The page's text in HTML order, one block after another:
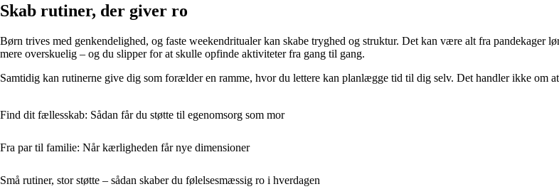
Skab rutiner, der giver ro
Børn trives med genkendelighed, og faste weekendritualer kan skabe tryghed og struktur. Det kan være alt fra pandekager
mere overskuelig – og du slipper for at skulle opfinde aktiviteter fra gang til gang.
Samtidig kan rutinerne give dig som forælder en ramme, hvor du lettere kan planlægge tid til dig selv. Det handler ikke om
Find dit fællesskab: Sådan får du støtte til egenomsorg som mor
Fra par til familie: Når kærligheden får nye dimensioner
Små rutiner, stor støtte – sådan skaber du følelsesmæssig ro i hverdagen